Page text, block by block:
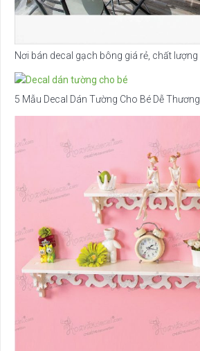
Nơi bán decal gạch bông giá rẻ, chất lượng
5 Mẫu Decal Dán Tường Cho Bé Dễ Thương